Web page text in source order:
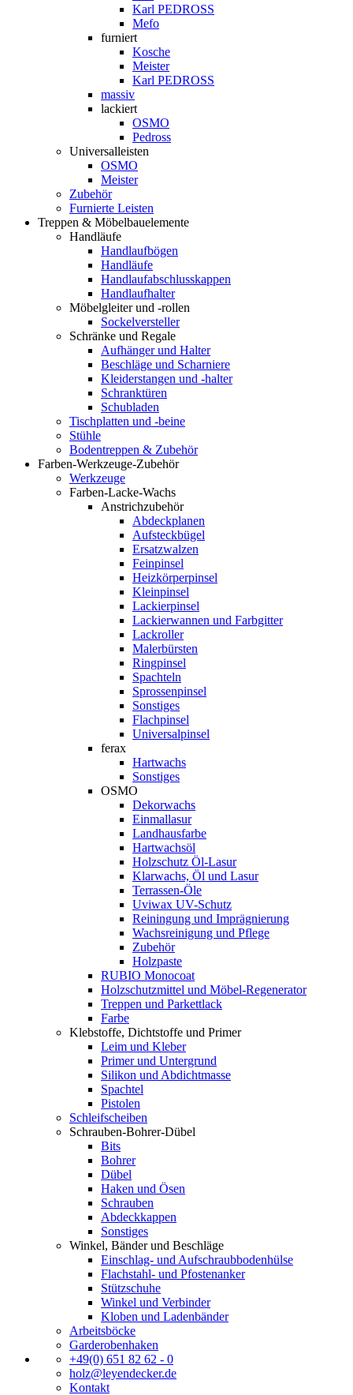
Karl PEDROSS
Mefo
furniert
Kosche
Meister
Karl PEDROSS
massiv
lackiert
OSMO
Pedross
Universalleisten
OSMO
Meister
Zubehör
Furnierte Leisten
Treppen & Möbelbauelemente
Handläufe
Handlaufbögen
Handläufe
Handlaufabschlusskappen
Handlaufhalter
Möbelgleiter und -rollen
Sockelversteller
Schränke und Regale
Aufhänger und Halter
Beschläge und Scharniere
Kleiderstangen und -halter
Schranktüren
Schubladen
Tischplatten und -beine
Stühle
Bodentreppen & Zubehör
Farben-Werkzeuge-Zubehör
Werkzeuge
Farben-Lacke-Wachs
Anstrichzubehör
Abdeckplanen
Aufsteckbügel
Ersatzwalzen
Feinpinsel
Heizkörperpinsel
Kleinpinsel
Lackierpinsel
Lackierwannen und Farbgitter
Lackroller
Malerbürsten
Ringpinsel
Spachteln
Sprossenpinsel
Sonstiges
Flachpinsel
Universalpinsel
ferax
Hartwachs
Sonstiges
OSMO
Dekorwachs
Einmallasur
Landhausfarbe
Hartwachsöl
Holzschutz Öl-Lasur
Klarwachs, Öl und Lasur
Terrassen-Öle
Uviwax UV-Schutz
Reiningung und Imprägnierung
Wachsreinigung und Pflege
Zubehör
Holzpaste
RUBIO Monocoat
Holzschutzmittel und Möbel-Regenerator
Treppen und Parkettlack
Farbe
Klebstoffe, Dichtstoffe und Primer
Leim und Kleber
Primer und Untergrund
Silikon und Abdichtmasse
Spachtel
Pistolen
Schleifscheiben
Schrauben-Bohrer-Dübel
Bits
Bohrer
Dübel
Haken und Ösen
Schrauben
Abdeckkappen
Sonstiges
Winkel, Bänder und Beschläge
Einschlag- und Aufschraubbodenhülse
Flachstahl- und Pfostenanker
Stützschuhe
Winkel und Verbinder
Kloben und Ladenbänder
Arbeitsböcke
Garderobenhaken
+49(0) 651 82 62 - 0
holz@leyendecker.de
Kontakt